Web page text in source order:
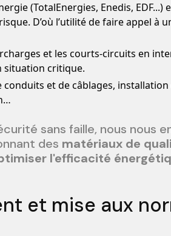
(TotalEnergies, Enedis, EDF...)
D’où l’utilité de faire appel à
et les courts-circuits en
situation critique.
et de câblages,
sans faille, nous nous
des matériaux de
l'efficacité
et mise aux